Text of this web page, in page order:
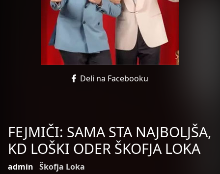
Deli na Facebooku
FEJMIČI: SAMA STA NAJBOLJŠA,
KD LOŠKI ODER ŠKOFJA LOKA
admin Škofja Loka